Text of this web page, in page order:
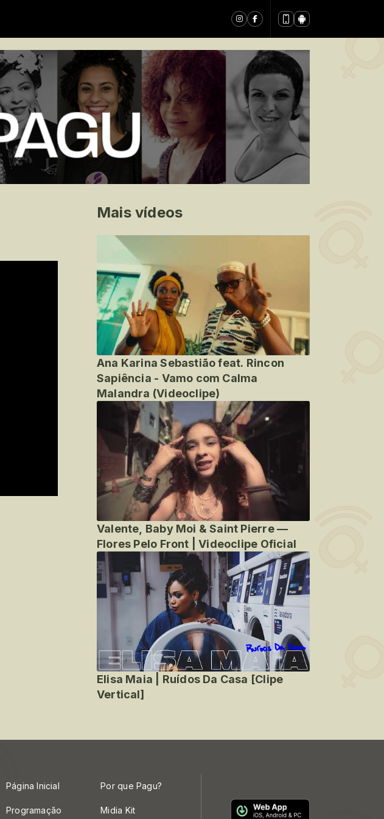
Mais vídeos
Ana Karina Sebastião feat. Rincon
Sapiência - Vamo com Calma
Malandra (Videoclipe)
Valente, Baby Moi & Saint Pierre —
Flores Pelo Front | Videoclipe Oficial
Elisa Maia | Ruídos Da Casa [Clipe
Vertical]
Página Inicial
Programação
Por que Pagu?
Midia Kit